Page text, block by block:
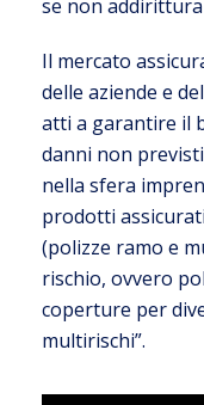
se non
Il mercato
delle aziende e
atti a garantire il
danni non
nella sfera
prodotti
(polizze ramo e
rischio, ovvero
coperture per
multirischi”.